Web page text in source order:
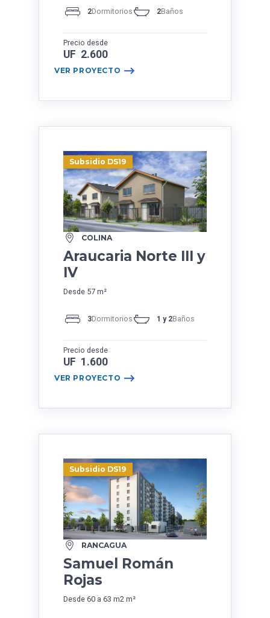
2Dormitorios 2Baños
Precio desde
UF 2.600
VER PROYECTO
Subsidio DS19
COLINA
Araucaria Norte III y
IV
Desde 57 m²
3Dormitorios 1 y 2Baños
Precio desde
UF 1.600
VER PROYECTO
Subsidio DS19
RANCAGUA
Samuel Román
Rojas
Desde 60 a 63 m2 m²